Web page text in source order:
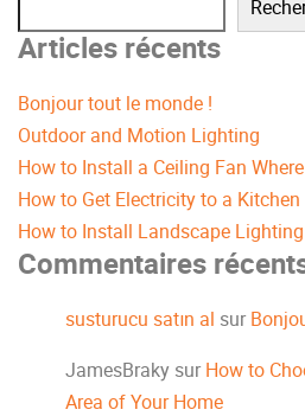
Articles récents
Bonjour tout le monde !
Outdoor and Motion Lighting
How to Install a Ceiling Fan
How to Get Electricity to a
How to Install Landscape
Commentaires
susturucu satın al sur
JamesBraky surHow to
Area of Your Home